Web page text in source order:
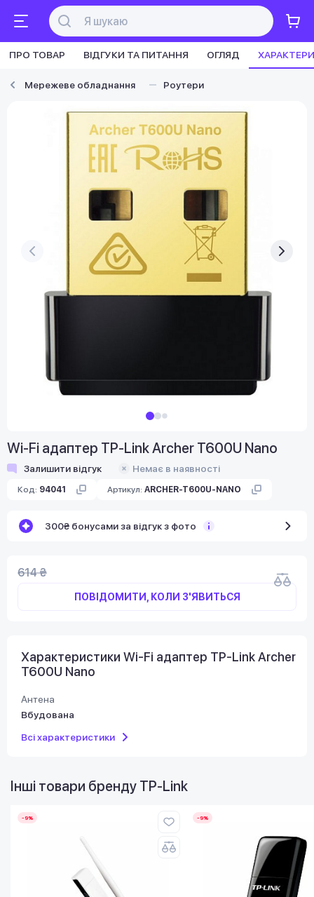
ПРО ТОВАР ВІДГУКИ ТА ПИТАННЯ ОГЛЯД
Мережеве обладнання Роутери
Wi-Fi адаптер TP-Link Archer T600U Nano
Залишити відгук Немає в наявності
Код: 94041 Артикул: ARCHER-T600U-NANO
300₴ бонусами за відгук з фото
614 ₴
ПОВІДОМИТИ, КОЛИ З'ЯВИТЬСЯ
Характеристики Wi-Fi адаптер TP-Link Archer
T600U Nano
Антена
Вбудована
Всі характеристики
Інші товари бренду TP-Link
-9% -9%